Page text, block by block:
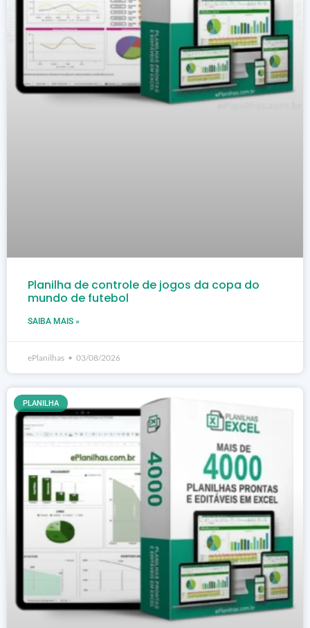
Planilha de controle de jogos da copa do
mundo de futebol
SAIBA MAIS »
ePlanilhas 03/08/2026
PLANILHA